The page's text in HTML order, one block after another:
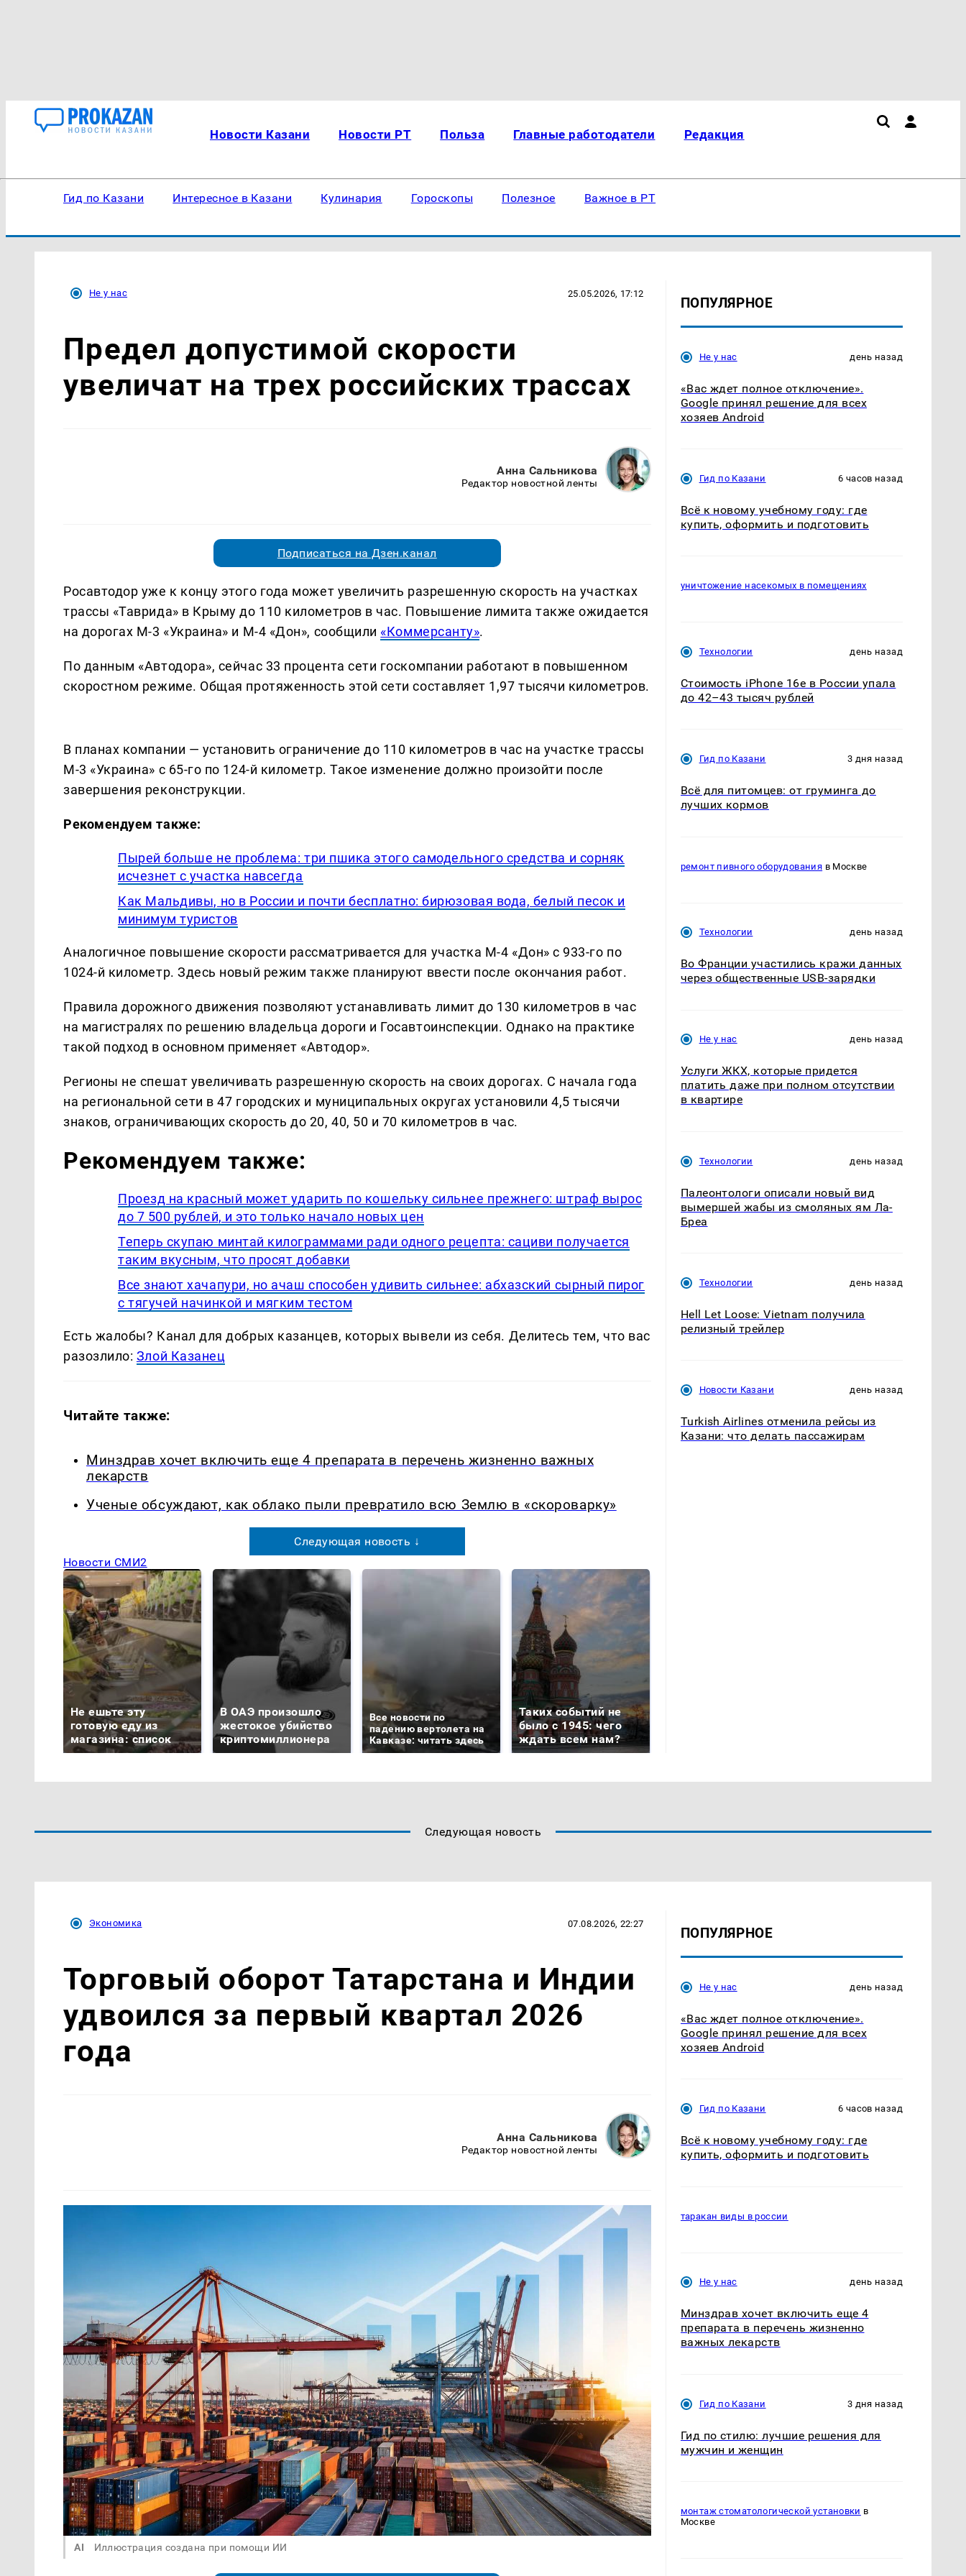
Новости Казани Новости РТ Польза Главные работодатели Редакция
Гид по Казани Интересное в Казани Кулинария Гороскопы Полезное Важное в РТ
Не у нас 25.05.2026, 17:12
Предел допустимой скорости
увеличат на трех российских трассах
Анна Сальникова
Редактор новостной ленты
Подписаться на Дзен.канал
Росавтодор уже к концу этого года может увеличить разрешенную скорость на участках
трассы «Таврида» в Крыму до 110 километров в час. Повышение лимита также ожидается
на дорогах М-3 «Украина» и М-4 «Дон», сообщили «Коммерсанту».
По данным «Автодора», сейчас 33 процента сети госкомпании работают в повышенном
скоростном режиме. Общая протяженность этой сети составляет 1,97 тысячи километров.
В планах компании — установить ограничение до 110 километров в час на участке трассы
М-3 «Украина» с 65-го по 124-й километр. Такое изменение должно произойти после
завершения реконструкции.
Рекомендуем также:
Пырей больше не проблема: три пшика этого самодельного средства и сорняк
исчезнет с участка навсегда
Как Мальдивы, но в России и почти бесплатно: бирюзовая вода, белый песок и
минимум туристов
Аналогичное повышение скорости рассматривается для участка М-4 «Дон» с 933-го по
1024-й километр. Здесь новый режим также планируют ввести после окончания работ.
Правила дорожного движения позволяют устанавливать лимит до 130 километров в час
на магистралях по решению владельца дороги и Госавтоинспекции. Однако на практике
такой подход в основном применяет «Автодор».
Регионы не спешат увеличивать разрешенную скорость на своих дорогах. С начала года
на региональной сети в 47 городских и муниципальных округах установили 4,5 тысячи
знаков, ограничивающих скорость до 20, 40, 50 и 70 километров в час.
Рекомендуем также:
Проезд на красный может ударить по кошельку сильнее прежнего: штраф вырос
до 7 500 рублей, и это только начало новых цен
Теперь скупаю минтай килограммами ради одного рецепта: сациви получается
таким вкусным, что просят добавки
Все знают хачапури, но ачаш способен удивить сильнее: абхазский сырный пирог
с тягучей начинкой и мягким тестом
Есть жалобы? Канал для добрых казанцев, которых вывели из себя. Делитеcь тем, что вас
разозлило: Злой Казанец
Читайте также:
Минздрав хочет включить еще 4 препарата в перечень жизненно важных
лекарств
Ученые обсуждают, как облако пыли превратило всю Землю в «скороварку»
Следующая новость ↓
Новости СМИ2
Не ешьте эту
готовую еду из
магазина: список
В ОАЭ произошло
жестокое убийство
криптомиллионера
Все новости по
падению вертолета на
Кавказе: читать здесь
Таких событий не
было с 1945: чего
ждать всем нам?
ПОПУЛЯРНОЕ
Не у нас день назад
«Вас ждет полное отключение».
Google принял решение для всех
хозяев Android
Гид по Казани 6 часов назад
Всё к новому учебному году: где
купить, оформить и подготовить
уничтожение насекомых в помещениях
Технологии день назад
Стоимость iPhone 16e в России упала
до 42–43 тысяч рублей
Гид по Казани 3 дня назад
Всё для питомцев: от груминга до
лучших кормов
ремонт пивного оборудования в Москве
Технологии день назад
Во Франции участились кражи данных
через общественные USB-зарядки
Не у нас день назад
Услуги ЖКХ, которые придется
платить даже при полном отсутствии
в квартире
Технологии день назад
Палеонтологи описали новый вид
вымершей жабы из смоляных ям Ла-
Бреа
Технологии день назад
Hell Let Loose: Vietnam получила
релизный трейлер
Новости Казани день назад
Turkish Airlines отменила рейсы из
Казани: что делать пассажирам
Следующая новость
Экономика 07.08.2026, 22:27
Торговый оборот Татарстана и Индии
удвоился за первый квартал 2026
года
Анна Сальникова
Редактор новостной ленты
AI Иллюстрация создана при помощи ИИ
ПОПУЛЯРНОЕ
Не у нас день назад
«Вас ждет полное отключение».
Google принял решение для всех
хозяев Android
Гид по Казани 6 часов назад
Всё к новому учебному году: где
купить, оформить и подготовить
таракан виды в россии
Не у нас день назад
Минздрав хочет включить еще 4
препарата в перечень жизненно
важных лекарств
Гид по Казани 3 дня назад
Гид по стилю: лучшие решения для
мужчин и женщин
монтаж стоматологической установки в
Москве